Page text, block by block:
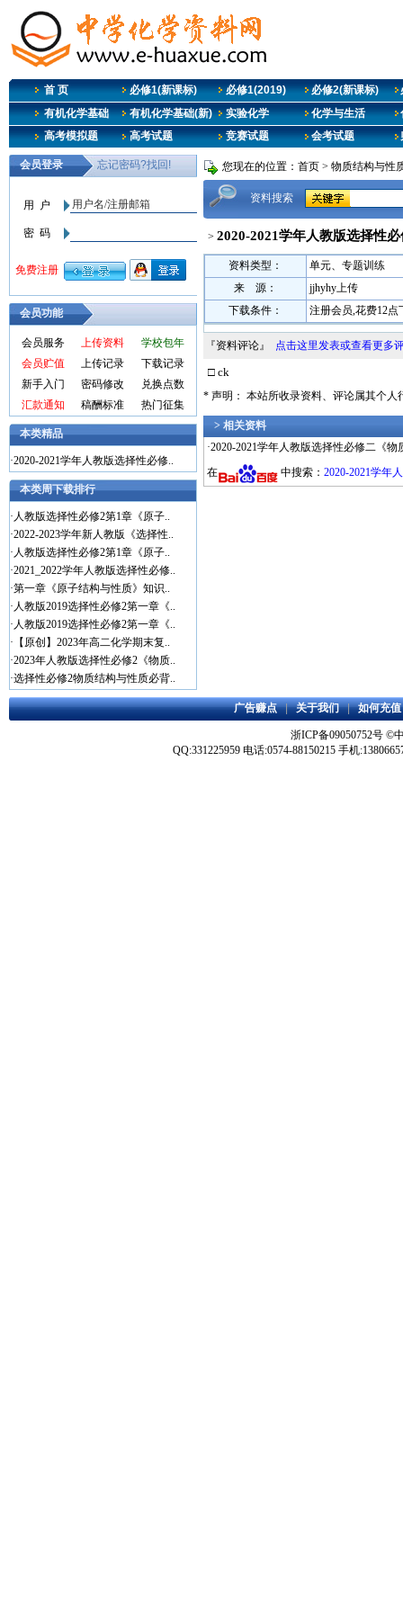
首 页 必修1(新课标) 必修1(2019) 必修2(新课标)
有机化学基础
有机化学基础(新) 实验化学 化学与生活
高考模拟题
高考试题 竞赛试题 会考试题
会员功能
会员服务 上传资料
学校包年
会员贮值
上传记录
下载记录
新手入门
密码修改
兑换点数
汇款通知
稿酬标准 热门征集
本类精品
·2020-2021学年人教版选择性必修..
本类周下载排行
· 人教版选择性必修2第1章《原子..
·2022-2023学年新人教版《选择性..
· 人教版选择性必修2第1章《原子..
·2021_2022学年人教版选择性必修..
·第一章《原子结构与性质》知识..
· 人教版2019选择性必修2第一章《..
· 人教版2019选择性必修2第一章《..
· 【原创】2023年高二化学期末复..
·2023年人教版选择性必修2《物质..
·选择性必修2物质结构与性质必背..
您现在的位置： 首页 > 物质结构与性
资料搜索
> 2020-2021学年人教版选择性
资料类型：
单元、专题训练
来 源：
jjhyhy上传
下载条件：
注册会员,花费12点
『资料评论』 点击这里发表或查看更多
□ ck
* 声明： 本站所收录资料、评论属其个人
> 相关资料
·2020-2021学年人教版选择性必修二《
在
中搜索： 2020-2021学年
广告赚点|关于我们|如何充值
浙ICP备09050752号 ©
QQ:331225959 电话:0574-88150215 手机